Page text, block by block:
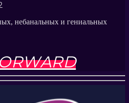
небанальных и гениальных